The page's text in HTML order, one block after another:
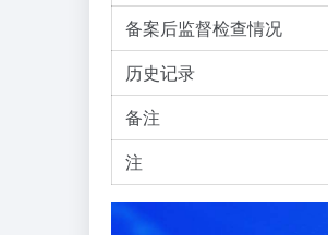
备案后监督检查情况
历史记录
备注
注